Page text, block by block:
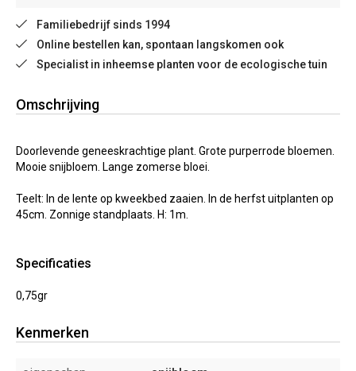
Familiebedrijf sinds 1994
Online bestellen kan, spontaan langskomen ook
Specialist in inheemse planten voor de ecologische tuin
Omschrijving
Doorlevende geneeskrachtige plant. Grote purperrode bloemen.
Mooie snijbloem. Lange zomerse bloei.
Teelt: In de lente op kweekbed zaaien. In de herfst uitplanten op
45cm. Zonnige standplaats. H: 1m.
Specificaties
0,75gr
Kenmerken